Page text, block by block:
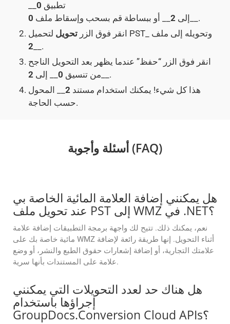
تطبيق 0
إلى 2 __ أو ببساطة قم بسحب وإسقاط ملف 0
__.
انقر فوق الزر تحويل
لتحميل PST_ وتحويله إلى ملف
2 __.
انقر فوق الزر “حفظ” عندما يظهر بعد التحويل الناجح
من تنسيق 0 __ إلى 2
__.
هذا كل شيء! يمكنك استخدام مستند 2 __ المحول
حسب الحاجة.
أسئلة وأجوبة (FAQ)
هل يمكنني إضافة العلامة المائية الخاصة بي
عند تحويل ملف PST إلى WMZ في .NET؟
نعم، يمكنك ذلك. تتيح لك واجهة برمجة التطبيقات إضافة علامة
مائية خاصة بك على WMZ أثناء التحويل. إنها طريقة رائعة لإضافة
علامتك التجارية، أو إضافة إشعارات حقوق الطبع والنشر، أو وضع
علامة على المستندات بأنها سرية.
هل هناك حد لعدد التحويلات التي يمكنني
إجراؤها باستخدام
GroupDocs.Conversion Cloud APIs؟